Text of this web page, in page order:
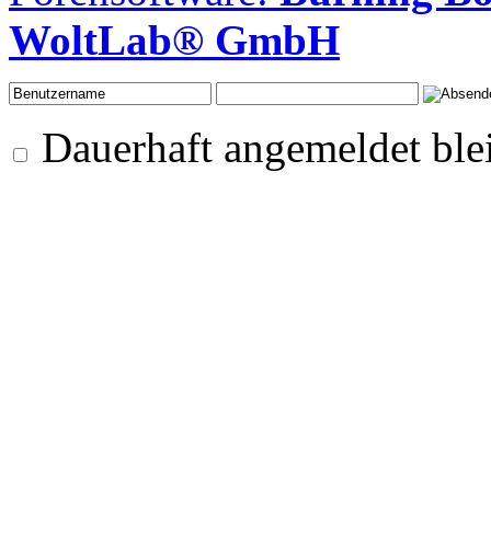
WoltLab® GmbH
Dauerhaft angemeldet